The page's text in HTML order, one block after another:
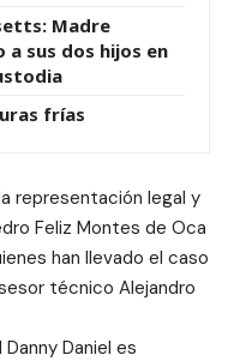
Madre
sus dos hijos en
frías
representación legal y
Feliz Montes de Oca
han llevado el caso
técnico Alejandro
Daniel es